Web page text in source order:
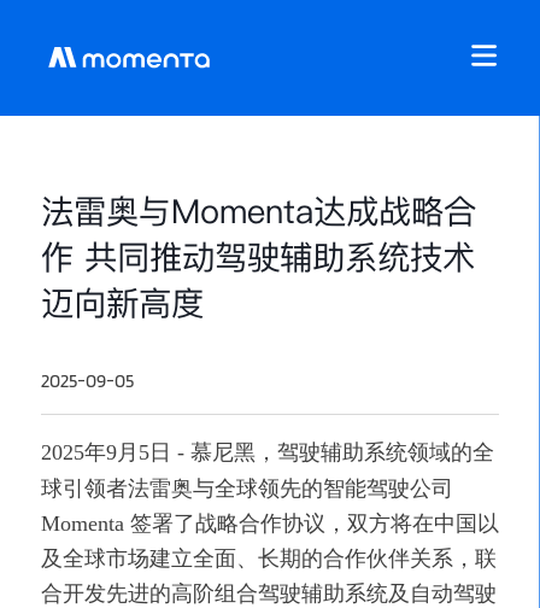
法雷奥与Momenta达成战略合
作 共同推动驾驶辅助系统技术
迈向新高度
2025-09-05
2025年9月5日 - 慕尼黑，驾驶辅助系统领域的全
球引领者法雷奥与全球领先的智能驾驶公司
Momenta 签署了战略合作协议，双方将在中国以
及全球市场建立全面、长期的合作伙伴关系，联
合开发先进的高阶组合驾驶辅助系统及自动驾驶